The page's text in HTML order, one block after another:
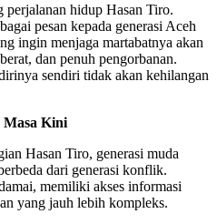
hidup Hasan Tiro.
pesan kepada generasi Aceh
ingin menjaga martabatnya akan
dan penuh pengorbanan.
sendiri tidak akan kehilangan
Masa Kini
Hasan Tiro, generasi muda
dari generasi konflik.
memiliki akses informasi
yang jauh lebih kompleks.